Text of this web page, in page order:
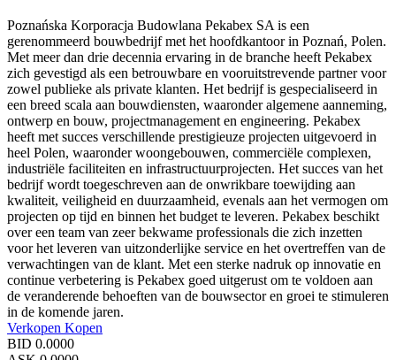
Poznańska Korporacja Budowlana Pekabex SA is een
gerenommeerd bouwbedrijf met het hoofdkantoor in Poznań, Polen.
Met meer dan drie decennia ervaring in de branche heeft Pekabex
zich gevestigd als een betrouwbare en vooruitstrevende partner voor
zowel publieke als private klanten. Het bedrijf is gespecialiseerd in
een breed scala aan bouwdiensten, waaronder algemene aanneming,
ontwerp en bouw, projectmanagement en engineering. Pekabex
heeft met succes verschillende prestigieuze projecten uitgevoerd in
heel Polen, waaronder woongebouwen, commerciële complexen,
industriële faciliteiten en infrastructuurprojecten. Het succes van het
bedrijf wordt toegeschreven aan de onwrikbare toewijding aan
kwaliteit, veiligheid en duurzaamheid, evenals aan het vermogen om
projecten op tijd en binnen het budget te leveren. Pekabex beschikt
over een team van zeer bekwame professionals die zich inzetten
voor het leveren van uitzonderlijke service en het overtreffen van de
verwachtingen van de klant. Met een sterke nadruk op innovatie en
continue verbetering is Pekabex goed uitgerust om te voldoen aan
de veranderende behoeften van de bouwsector en groei te stimuleren
in de komende jaren.
Verkopen Kopen
BID 0.0000